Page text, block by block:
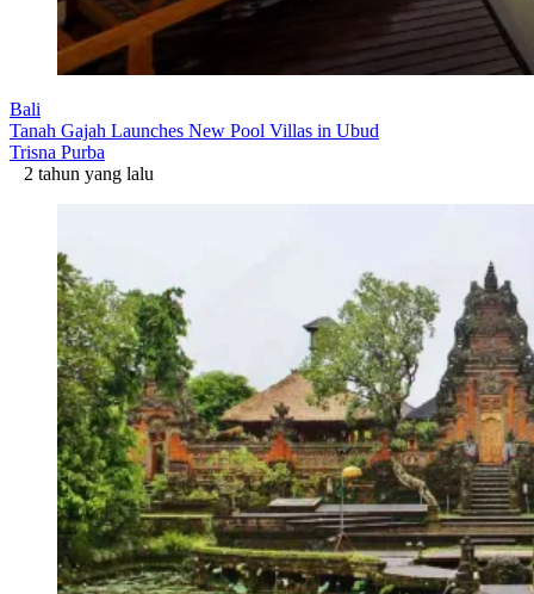
Bali
Tanah Gajah Launches New Pool Villas in Ubud
Trisna Purba
2 tahun yang lalu